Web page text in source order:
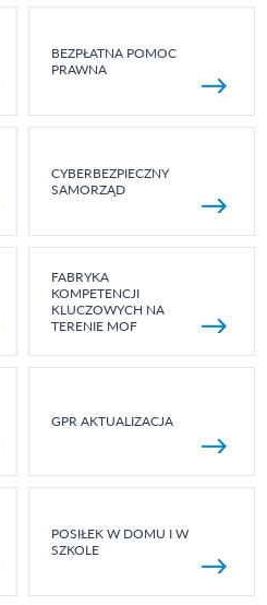
BEZPŁATNA POMOC
PRAWNA
CYBERBEZPIECZNY
SAMORZĄD
FABRYKA
KOMPETENCJI
KLUCZOWYCH NA
TERENIE MOF
GPR AKTUALIZACJA
POSIŁEK W DOMU I W
SZKOLE